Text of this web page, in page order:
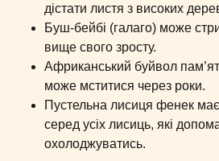
дістати листя з високих
Буш-бейбі (галаго) може
вище свого зросту.
Африканський буйвол
може мститися через роки.
Пустельна лисиця фенек
серед усіх лисиць, які
охолоджуватись.